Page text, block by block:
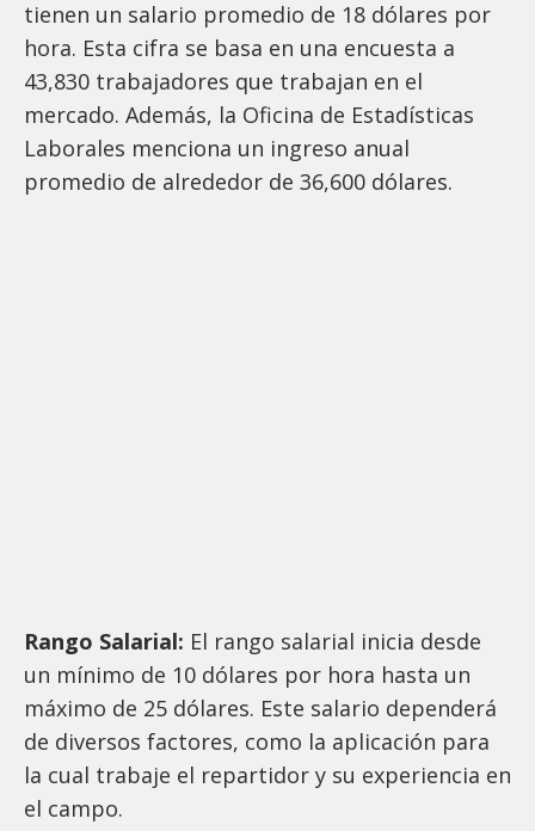
tienen un salario promedio de 18 dólares por
hora. Esta cifra se basa en una encuesta a
43,830 trabajadores que trabajan en el
mercado. Además, la Oficina de Estadísticas
Laborales menciona un ingreso anual
promedio de alrededor de 36,600 dólares.
Rango Salarial: El rango salarial inicia desde
un mínimo de 10 dólares por hora hasta un
máximo de 25 dólares. Este salario dependerá
de diversos factores, como la aplicación para
la cual trabaje el repartidor y su experiencia en
el campo.